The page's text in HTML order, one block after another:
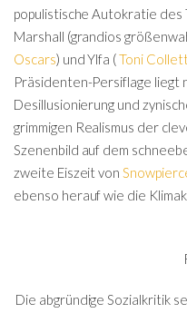
populistische Autokratie des
Marshall (grandios
Oscars) und Ylfa (Toni
Präsidenten-Persiflage liegt
Desillusionierung und
grimmigen Realismus der
Szenenbild auf dem
zweite Eiszeit von
ebenso herauf wie die
Die abgründige Sozialkritik